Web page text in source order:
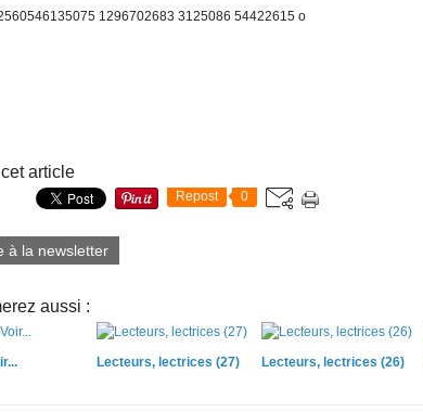
article
Repost 0
à la newsletter
aussi :
Lecteurs, lectrices (27) Lecteurs, lectrices (26)